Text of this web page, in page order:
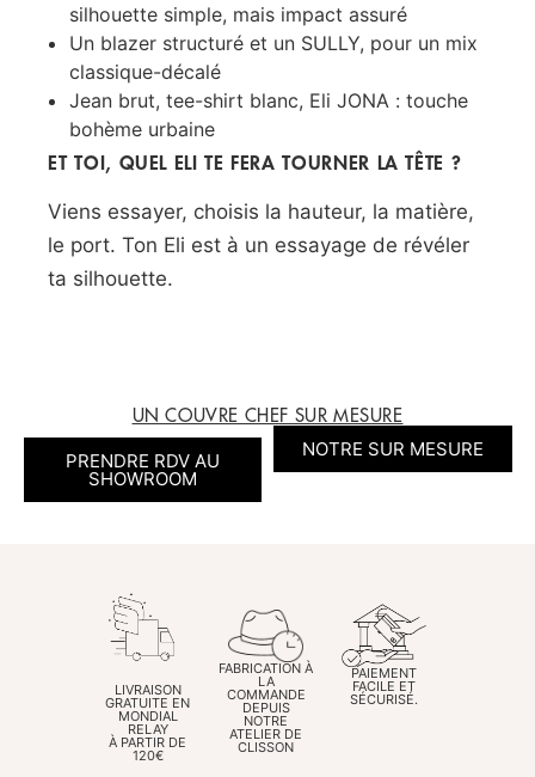
silhouette simple, mais impact assuré
Un blazer structuré et un SULLY, pour un mix
classique-décalé
Jean brut, tee-shirt blanc, Eli JONA : touche
bohème urbaine
ET TOI, QUEL ELI TE FERA TOURNER LA TÊTE ?
Viens essayer, choisis la hauteur, la matière,
le port. Ton Eli est à un essayage de révéler
ta silhouette.
UN COUVRE CHEF SUR MESURE
PRENDRE RDV AU
SHOWROOM
NOTRE SUR MESURE
LIVRAISON
GRATUITE EN
MONDIAL
RELAY
À PARTIR DE
120€
FABRICATION À
LA
COMMANDE
DEPUIS
NOTRE
ATELIER DE
CLISSON
PAIEMENT
FACILE ET
SÉCURISÉ.